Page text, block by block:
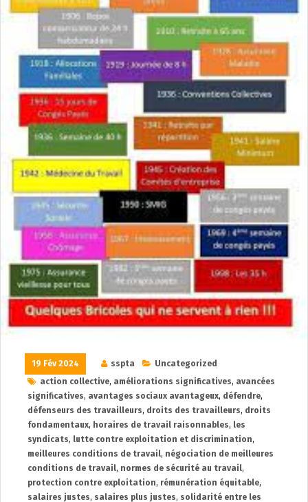
19 Fév 2024 sspta
Uncategorized
action collective, améliorations significatives, avancées
significatives, avantages sociaux avantageux, défendre,
défenseurs des travailleurs, droits des travailleurs, droits
fondamentaux, horaires de travail raisonnables, les
syndicats, lutte contre exploitation et discrimination,
meilleures conditions de travail, négociation de meilleures
conditions de travail, normes de sécurité au travail,
protection contre exploitation, rémunération équitable,
salaires justes, salaires plus justes, solidarité entre les